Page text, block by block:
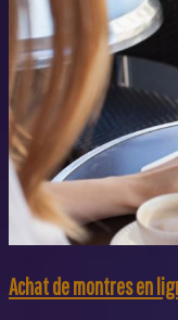
Achat de montres en